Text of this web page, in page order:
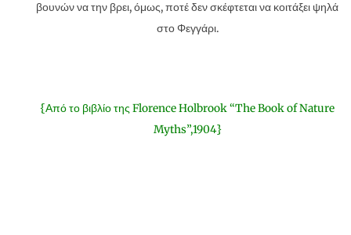
βουνών να την βρει, όμως, ποτέ δεν σκέφτεται να κοιτάξει ψηλά
στο Φεγγάρι.
{Από το βιβλίο της Florence Holbrook “The Book of Nature
Myths”,1904}